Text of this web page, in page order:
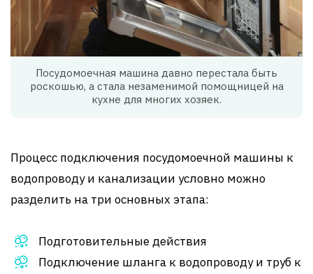
Посудомоечная машина давно перестала быть
роскошью, а стала незаменимой помощницей на
кухне для многих хозяек.
Процесс подключения посудомоечной машины к
водопроводу и канализации условно можно
разделить на три основных этапа:
Подготовительные действия
Подключение шланга к водопроводу и труб к